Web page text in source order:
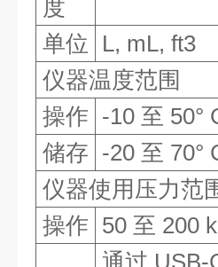
度
单位
L, mL, ft3
仪器温度范围
操作 -10 至 50°
储存 -20 至 70°
仪器使用压力范
操作 50 至 200
通过 USB-